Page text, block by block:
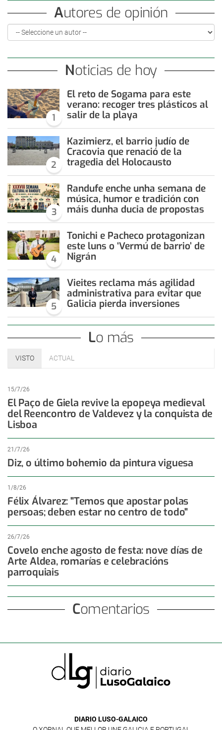
Autores de opinión
Noticias de hoy
1
El reto de Sogama para este
verano: recoger tres plásticos al
salir de la playa
2
Kazimierz, el barrio judío de
Cracovia que renació de la
tragedia del Holocausto
3
Randufe enche unha semana de
música, humor e tradición con
máis dunha ducia de propostas
4
Tonichi e Pacheco protagonizan
este luns o ‘Vermú de barrio’ de
Nigrán
5
Vieites reclama más agilidad
administrativa para evitar que
Galicia pierda inversiones
Lo más
VISTO ACTUAL
15/7/26
El Paço de Giela revive la epopeya medieval
del Reencontro de Valdevez y la conquista de
Lisboa
21/7/26
Diz, o último bohemio da pintura viguesa
1/8/26
Félix Álvarez: "Temos que apostar polas
persoas; deben estar no centro de todo"
26/7/26
Covelo enche agosto de festa: nove días de
Arte Aldea, romarías e celebracións
parroquiais
Comentarios
DIARIO LUSO-GALAICO